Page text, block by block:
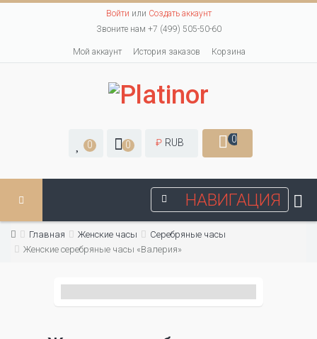
Войти или Создать аккаунт
Звоните нам +7 (499) 505-50-60
Мой аккаунт История заказов Корзина
0 0 ₽ RUB 0
НАВИГАЦИЯ
Главная Женские часы
Серебряные часы
Женские серебряные часы «Валерия»